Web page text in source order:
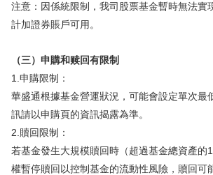
注意：因係統限制，我司股票基金暫時無法實
計加證券賬戶可用。
（三）申購和赎回有限制
1.申購限制：
華盛通根據基金營運狀況，可能會設定單次最
訊請以申購頁的資訊揭露為準。
2.贖回限制：
若基金發生大規模贖回時（超過基金總資產的
權暫停贖回以控制基金的流動性風險，贖回可